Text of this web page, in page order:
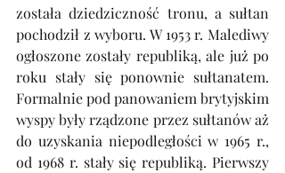
została dziedziczność tronu, a sułtan
pochodził z wyboru. W 1953 r. Malediwy
ogłoszone zostały republiką, ale już po
roku stały się ponownie sułtanatem.
Formalnie pod panowaniem brytyjskim
wyspy były rządzone przez sułtanów aż
do uzyskania niepodległości w 1965 r.,
od 1968 r. stały się republiką. Pierwszy